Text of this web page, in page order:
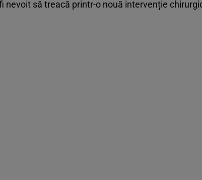
nevoit să treacă printr-o nouă intervenție